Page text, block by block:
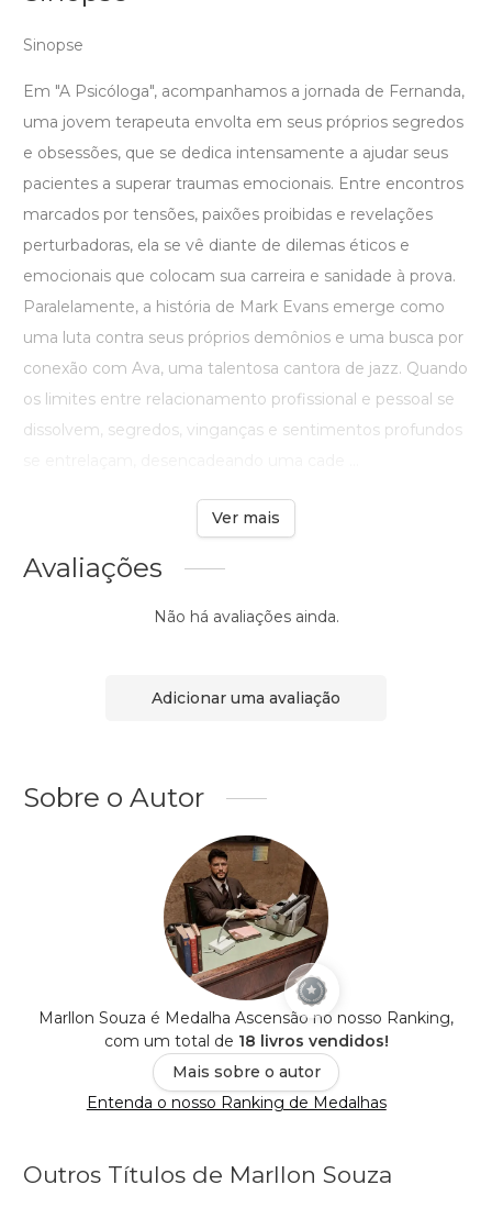
Sinopse
Em "A Psicóloga", acompanhamos a jornada de Fernanda,
uma jovem terapeuta envolta em seus próprios segredos
e obsessões, que se dedica intensamente a ajudar seus
pacientes a superar traumas emocionais. Entre encontros
marcados por tensões, paixões proibidas e revelações
perturbadoras, ela se vê diante de dilemas éticos e
emocionais que colocam sua carreira e sanidade à prova.
Paralelamente, a história de Mark Evans emerge como
uma luta contra seus próprios demônios e uma busca por
conexão com Ava, uma talentosa cantora de jazz. Quando
os limites entre relacionamento profissional e pessoal se
dissolvem, segredos, vinganças e sentimentos profundos
Ver mais
Avaliações
Não há avaliações ainda.
Adicionar uma avaliação
Sobre o Autor
Marllon Souza é Medalha Ascensão no nosso Ranking,
com um total de 18 livros vendidos!
Mais sobre o autor
Entenda o nosso Ranking de Medalhas
Outros Títulos de Marllon Souza